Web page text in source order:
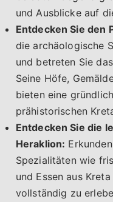
und Ausblicke auf
Entdecken Sie den
die archäologische
und betreten Sie
Seine Höfe,
bieten eine
prähistorischen
Entdecken Sie die
Heraklion:
Spezialitäten wie
und Essen aus
vollständig zu